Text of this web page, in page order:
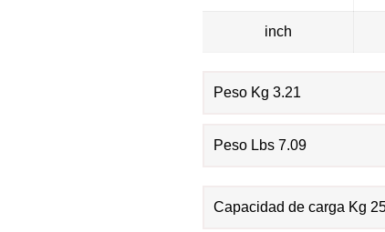
inch
Peso Kg 3.21
Peso Lbs 7.09
Capacidad de carga Kg